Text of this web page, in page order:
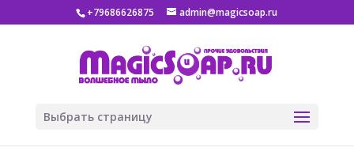
+79686626875 admin@magicsoap.ru
Выбрать страницу